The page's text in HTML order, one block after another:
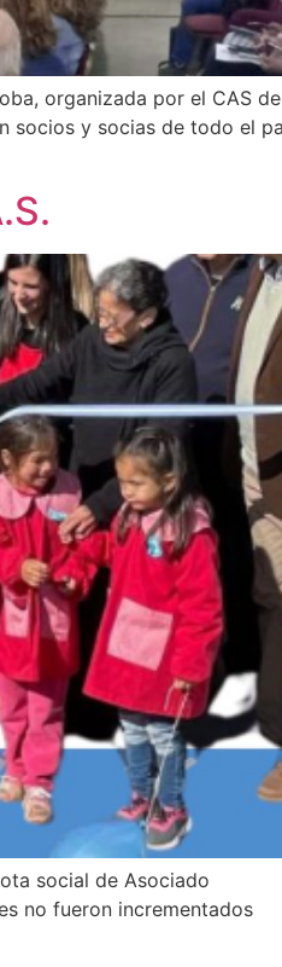
organizada por el CAS
socios y socias de todo el
social de Asociado
no fueron incrementados